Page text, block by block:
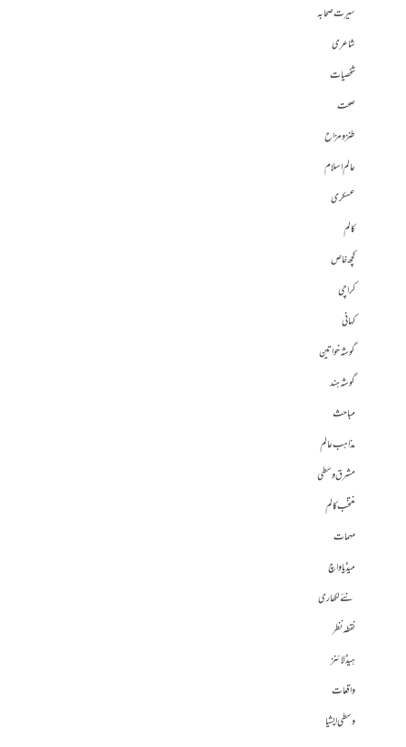
سیرت صحابہ
شاعری
شخصیات
صحت
طنز و مزاح
عالم اسلام
عسکری
کالم
کچھ خاص
کراچی
کہانی
گوشہ خواتین
گوشہ ہند
مباحث
مذاہب عالم
مشرق وسطی
منتخب کالم
مہمات
میڈیا واچ
نئے لکھاری
نقطہ نظر
ہیڈلائنز
واقعات
وسطی ایشیا